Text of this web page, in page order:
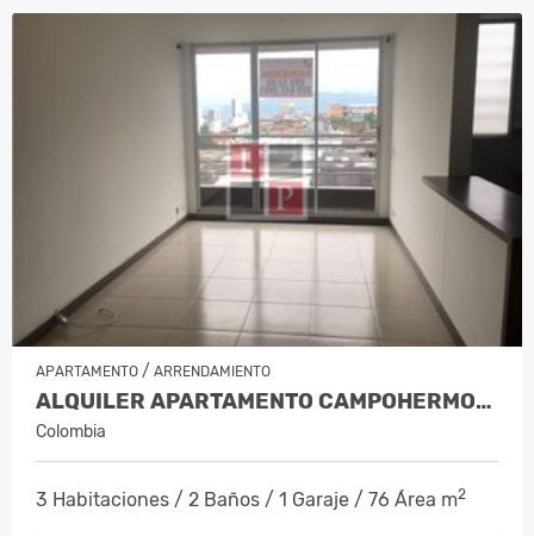
APARTAMENTO / ARRENDAMIENTO
ALQUILER APARTAMENTO CAMPOHERMOSO…
Colombia
3 Habitaciones / 2 Baños / 1 Garaje / 76 Área m2